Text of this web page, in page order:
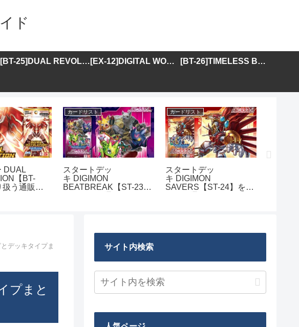
ド
[BT-25]DUAL REVOLUTION [EX-12]DIGITAL WORLD SHAMBALA [BT-26]TIMELESS BONDS
DUAL
【BT-
う通販サ
カードリスト
スタートデッ
キ DIGIMON
BEATBREAK【ST-23】
カードリスト
スタートデッ
キ DIGIMON
SAVERS【ST-24】を取
デッキタイプま
プまと
サイト内検索